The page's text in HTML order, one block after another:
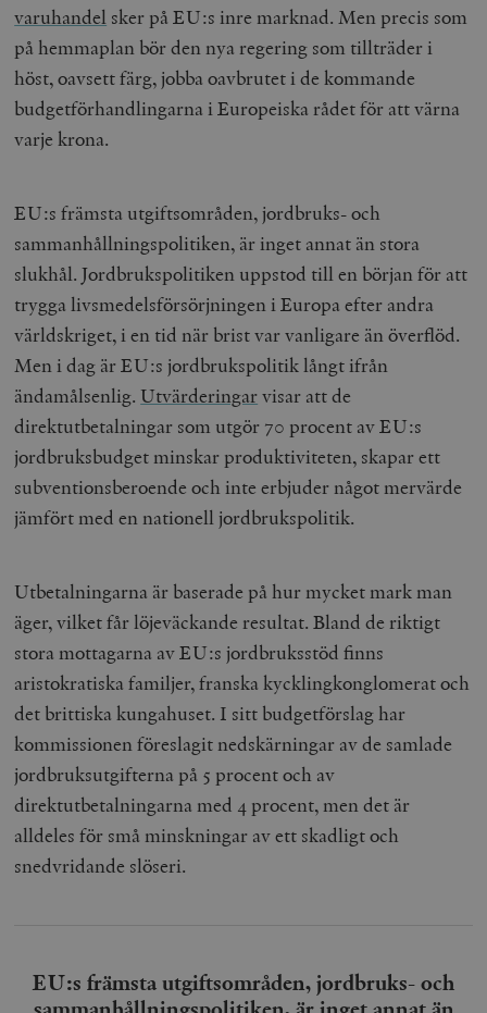
varuhandel sker på EU:s inre marknad. Men precis som
på hemmaplan bör den nya regering som tillträder i
höst, oavsett färg, jobba oavbrutet i de kommande
budgetförhandlingarna i Europeiska rådet för att värna
varje krona.
EU:s främsta utgiftsområden, jordbruks- och
sammanhållningspolitiken, är inget annat än stora
slukhål. Jordbrukspolitiken uppstod till en början för att
trygga livsmedelsförsörjningen i Europa efter andra
världskriget, i en tid när brist var vanligare än överflöd.
Men i dag är EU:s jordbrukspolitik långt ifrån
ändamålsenlig.Utvärderingarvisar att de
direktutbetalningar som utgör 70 procent av EU:s
jordbruksbudget minskar produktiviteten, skapar ett
subventionsberoende och inte erbjuder något mervärde
jämfört med en nationell jordbrukspolitik.
Utbetalningarna är baserade på hur mycket mark man
äger, vilket får löjeväckande resultat. Bland de riktigt
stora mottagarna av EU:s jordbruksstöd finns
aristokratiska familjer, franska kycklingkonglomerat och
det brittiska kungahuset. I sitt budgetförslag har
kommissionen föreslagit nedskärningar av de samlade
jordbruksutgifterna på 5 procent och av
direktutbetalningarna med 4 procent, men det är
alldeles för små minskningar av ett skadligt och
snedvridande slöseri.
EU:s främsta utgiftsområden, jordbruks- och